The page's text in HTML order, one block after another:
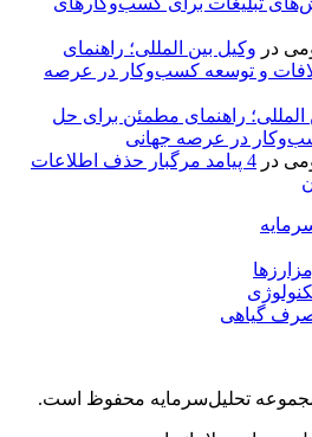
در وکیل بین المللی؛ راهنمای
و توسعه کسب‌وکار در عرصه
المللی؛ راهنمای مطمئن برای حل
در عرصه جهانی
در
4 پیامد مرگبار حذف اطلاعات
گیاهی
تحلیل‌سرمایه محفوظ است.